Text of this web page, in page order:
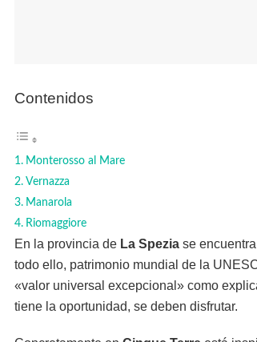
Contenidos
Monterosso al Mare
Vernazza
Manarola
Riomaggiore
En la provincia de La Spezia se
todo ello, patrimonio mundial de la
«valor universal excepcional» como
tiene la oportunidad, se deben disfrutar.